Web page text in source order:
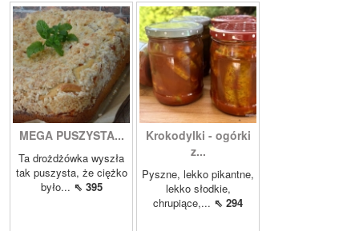
MEGA PUSZYSTA...
Ta drożdżówka wyszła
tak puszysta, że ciężko
było... ⇖ 395
Krokodylki - ogórki
z...
Pyszne, lekko pikantne,
lekko słodkie,
chrupiące,... ⇖ 294